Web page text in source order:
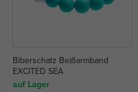
Biberschatz Beißarmband
EXCITED SEA
auf Lager